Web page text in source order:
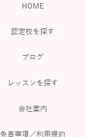
HOME
認定校を探す
ブログ
レッスンを探す
会社案内
免責事項／利用規約